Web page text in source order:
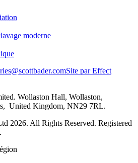
moderne
Site par Effect
Wollaston Hall, Wollaston,
United Kingdom, NN29 7RL.
2026. All Rights Reserved. Registered